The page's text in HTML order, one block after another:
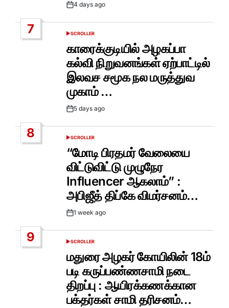
Post4 days ago
7
POSTED
SCROLLER
காரைக்குடியில் அழகப்பா
கல்வி நிறுவனங்கள் ஏற்பாட்டில்
இலவச சமூக நல மருத்துவ
முகாம் …
Post5 days ago
8
POSTED
IN
SCROLLER
“மோடி பிரதமர் வேலையை
விட்டுவிட்டு முழுநேர
Influencer ஆகலாம்” :
அபிஜீத் திப்கே விமர்சனம்…
Post1 week ago
9
POSTED
SCROLLER
மதுரை அழகர் கோயிலின் 18ம்
படி கருப்பண்ணசாமி நடை
திறப்பு : ஆயிரக்கணக்கான
பக்தர்கள் சாமி தரிசனம்…